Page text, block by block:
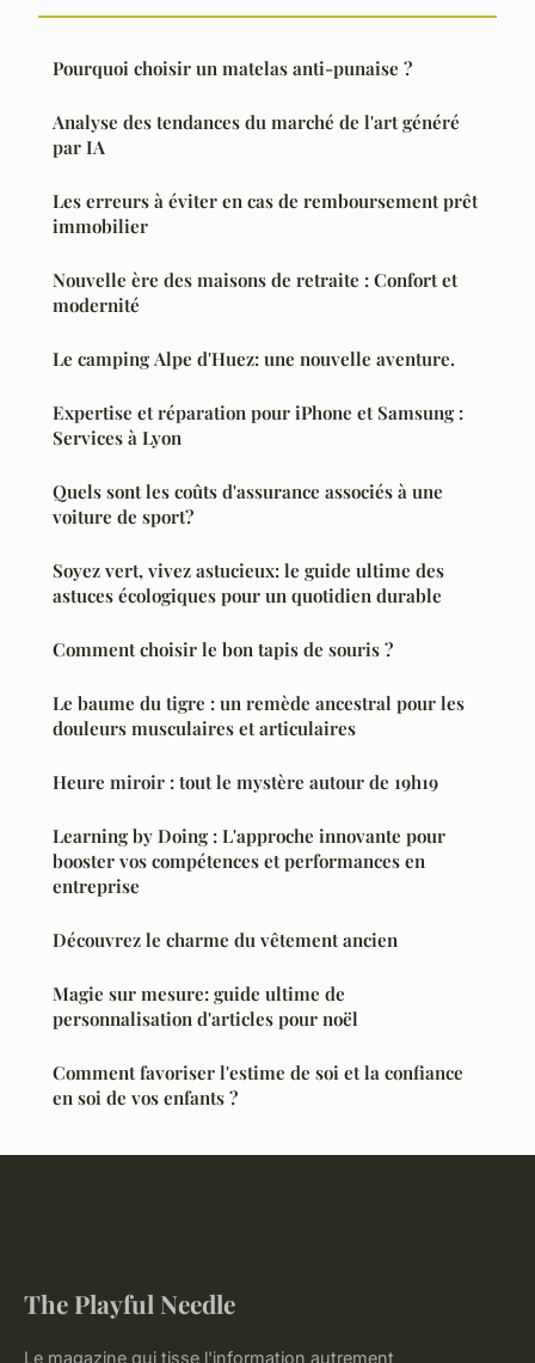
Pourquoi choisir un matelas anti-punaise ?
Analyse des tendances du marché de l'art généré
par IA
Les erreurs à éviter en cas de remboursement prêt
immobilier
Nouvelle ère des maisons de retraite : Confort et
modernité
Le camping Alpe d'Huez: une nouvelle aventure.
Expertise et réparation pour iPhone et Samsung :
Services à Lyon
Quels sont les coûts d'assurance associés à une
voiture de sport?
Soyez vert, vivez astucieux: le guide ultime des
astuces écologiques pour un quotidien durable
Comment choisir le bon tapis de souris ?
Le baume du tigre : un remède ancestral pour les
douleurs musculaires et articulaires
Heure miroir : tout le mystère autour de 19h19
Learning by Doing : L'approche innovante pour
booster vos compétences et performances en
entreprise
Découvrez le charme du vêtement ancien
Magie sur mesure: guide ultime de
personnalisation d'articles pour noël
Comment favoriser l'estime de soi et la confiance
en soi de vos enfants ?
The Playful Needle
Le magazine qui tisse l'information autrement